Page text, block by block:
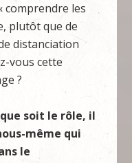
comprendre les
plutôt que de
distanciation
vous cette
?
soit le rôle, il
même qui
le